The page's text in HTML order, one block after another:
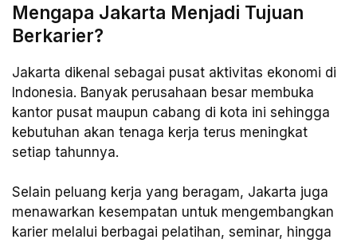
Mengapa Jakarta Menjadi Tujuan
Berkarier?
Jakarta dikenal sebagai pusat aktivitas ekonomi di
Indonesia. Banyak perusahaan besar membuka
kantor pusat maupun cabang di kota ini sehingga
kebutuhan akan tenaga kerja terus meningkat
setiap tahunnya.
Selain peluang kerja yang beragam, Jakarta juga
menawarkan kesempatan untuk mengembangkan
karier melalui berbagai pelatihan, seminar, hingga